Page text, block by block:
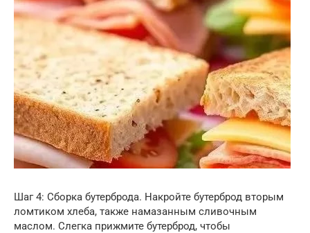
Шаг 4: Сборка бутерброда. Накройте бутерброд вторым
ломтиком хлеба, также намазанным сливочным
маслом. Слегка прижмите бутерброд, чтобы